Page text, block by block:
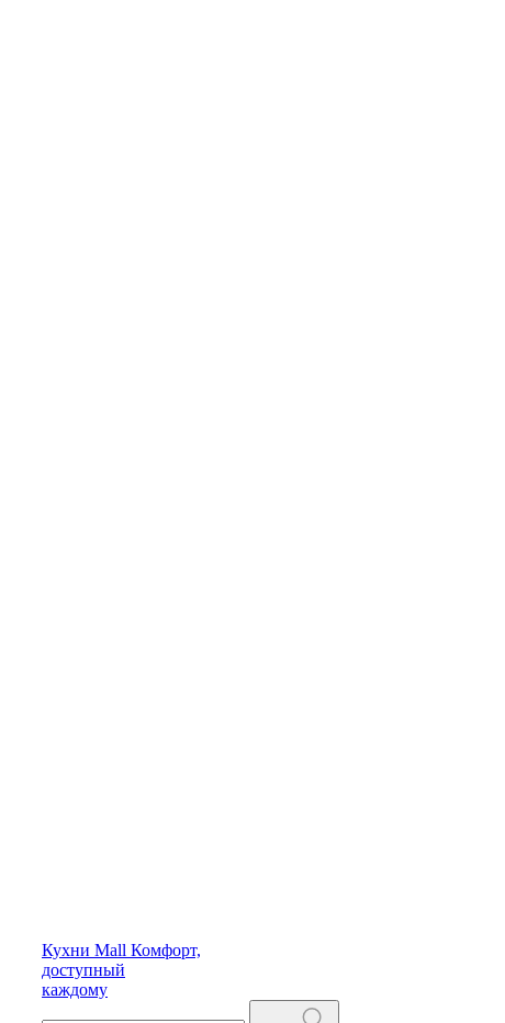
Кухни Mall Комфорт,
доступный
каждому